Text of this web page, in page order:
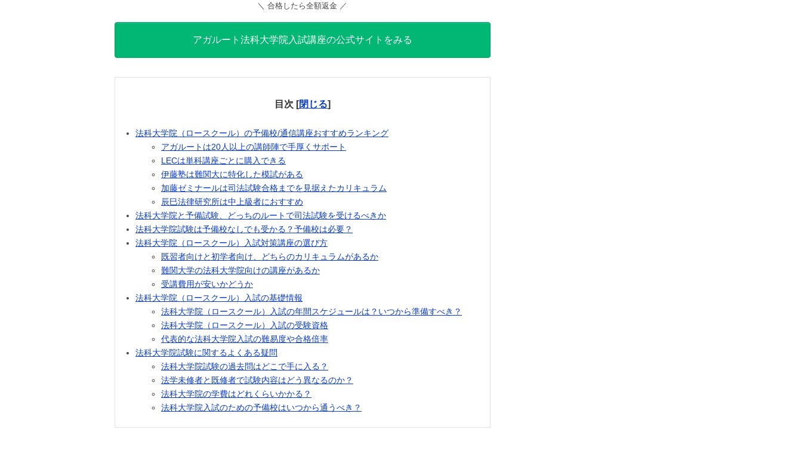
＼ 合格したら全額返金 ／
アガルート法科大学院入試講座の公式サイトをみる
目次 [閉じる]
法科大学院（ロースクール）の予備校/通信講座おすすめランキング
アガルートは20人以上の講師陣で手厚くサポート
LECは単科講座ごとに購入できる
伊藤塾は難関大に特化した模試がある
加藤ゼミナールは司法試験合格までを見据えたカリキュラム
辰巳法律研究所は中上級者におすすめ
法科大学院と予備試験、どっちのルートで司法試験を受けるべきか
法科大学院試験は予備校なしでも受かる？予備校は必要？
法科大学院（ロースクール）入試対策講座の選び方
既習者向けと初学者向け、どちらのカリキュラムがあるか
難関大学の法科大学院向けの講座があるか
受講費用が安いかどうか
法科大学院（ロースクール）入試の基礎情報
法科大学院（ロースクール）入試の年間スケジュールは？いつから準備すべき？
法科大学院（ロースクール）入試の受験資格
代表的な法科大学院入試の難易度や合格倍率
法科大学院試験に関するよくある疑問
法科大学院試験の過去問はどこで手に入る？
法学未修者と既修者で試験内容はどう異なるのか？
法科大学院の学費はどれくらいかかる？
法科大学院入試のための予備校はいつから通うべき？